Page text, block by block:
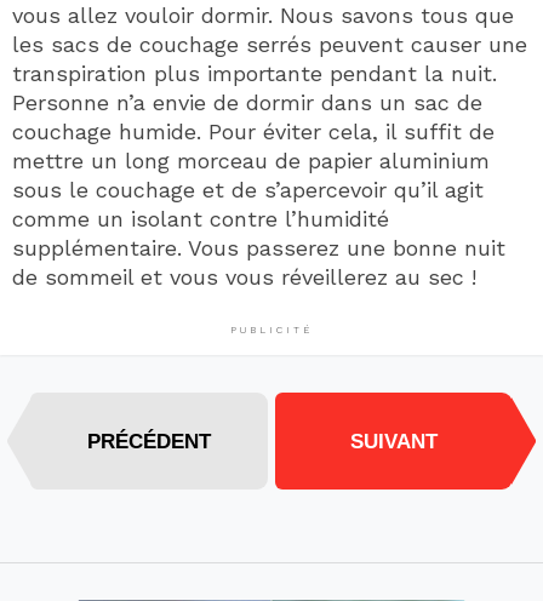
vous allez vouloir dormir. Nous savons tous que
les sacs de couchage serrés peuvent causer une
transpiration plus importante pendant la nuit.
Personne n’a envie de dormir dans un sac de
couchage humide. Pour éviter cela, il suffit de
mettre un long morceau de papier aluminium
sous le couchage et de s’apercevoir qu’il agit
comme un isolant contre l’humidité
supplémentaire. Vous passerez une bonne nuit
de sommeil et vous vous réveillerez au sec !
PUBLICITÉ
PRÉCÉDENT SUIVANT